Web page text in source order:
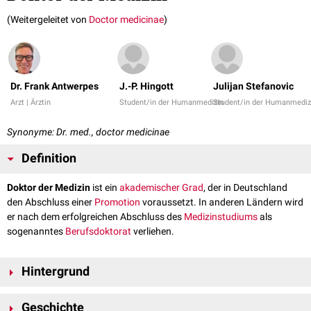
(Weitergeleitet von Doctor medicinae)
Dr. Frank Antwerpes
Arzt | Ärztin
J.-P. Hingott
Student/in der Humanmedizin
Julijan Stefanovic
Student/in der
Synonyme: Dr. med., doctor medicinae
Definition
Doktor der Medizin ist ein akademischer Grad, der in Deutschland
den Abschluss einer Promotion voraussetzt. In anderen Ländern wird
er nach dem erfolgreichen Abschluss des Medizinstudiumsals
sogenanntes Berufsdoktoratverliehen.
Hintergrund
dem Abschluss eines Diplomstudiengangs der
Geschichte